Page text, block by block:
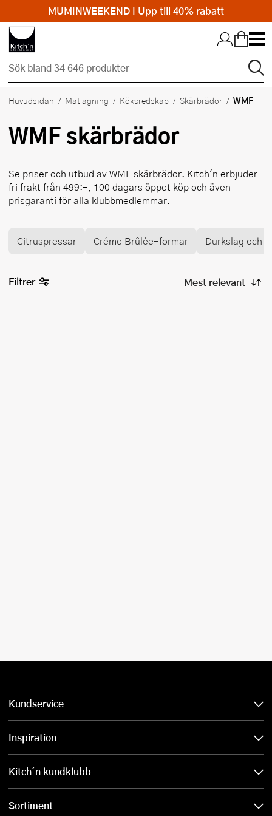
Hopp till huvudinnehållet
Huvudsidan Matlagning Köksredskap Skärbrädor WMF
WMFskärbrädor
Se priser och utbud avWMFskärbrädor. Kitch'n erbjuder
fri frakt från 499:-, 100 dagars öppet köp och även
prisgaranti för alla klubbmedlemmar.
Citruspressar Créme Brûlée-formar Durkslag och
Filtrer
Kundservice
Inspiration
Kitch´n kundklubb
Sortiment
MUMINWEEKEND I Upp till 40% rabatt